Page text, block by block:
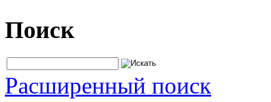
Поиск
Расширенный поиск